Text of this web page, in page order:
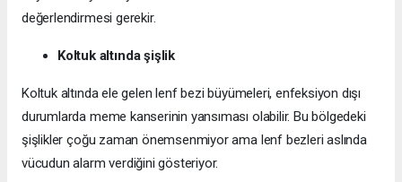
değerlendirmesi gerekir.
Koltuk altında şişlik
Koltuk altında ele gelen lenf bezi büyümeleri, enfeksiyon dışı
durumlarda meme kanserinin yansıması olabilir. Bu bölgedeki
şişlikler çoğu zaman önemsenmiyor ama lenf bezleri aslında
vücudun alarm verdiğini gösteriyor.